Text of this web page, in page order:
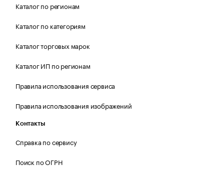
Каталог по регионам
Каталог по категориям
Каталог торговых марок
Каталог ИП по регионам
Правила использования сервиса
Правила использования изображений
Контакты
Справка по сервису
Поиск по ОГРН